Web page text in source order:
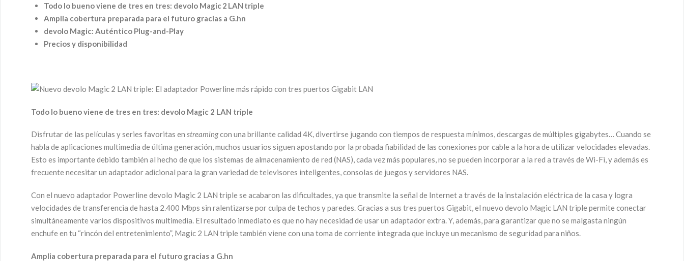
Todo lo bueno viene de tres en tres: devolo Magic 2 LAN triple
Amplia cobertura preparada para el futuro gracias a G.hn
devolo Magic: Auténtico Plug-and-Play
Precios y disponibilidad
Todo lo bueno viene de tres en tres: devolo Magic 2 LAN triple
Disfrutar de las películas y series favoritas en streamingcon una brillante calidad 4K, divertirse jugando con tiempos de respuesta mínimos, descargas de múltiples gigabytes… Cuando se
habla de aplicaciones multimedia de última generación, muchos usuarios siguen apostando por la probada fiabilidad de las conexiones por cable a la hora de utilizar velocidades elevadas.
Esto es importante debido también al hecho de que los sistemas de almacenamiento de red (NAS), cada vez más populares, no se pueden incorporar a la red a través de Wi-Fi, y además es
frecuente necesitar un adaptador adicional para la gran variedad de televisores inteligentes, consolas de juegos y servidores NAS.
Con el nuevo adaptador Powerline devolo Magic 2 LAN triple se acabaron las dificultades, ya que transmite la señal de Internet a través de la instalación eléctrica de la casa y logra
velocidades de transferencia de hasta 2.400 Mbps sin ralentizarse por culpa de techos y paredes. Gracias a sus tres puertos Gigabit, el nuevo devolo Magic LAN triple permite conectar
simultáneamente varios dispositivos multimedia. El resultado inmediato es que no hay necesidad de usar un adaptador extra. Y, además, para garantizar que no se malgasta ningún
enchufe en tu “rincón del entretenimiento”, Magic 2 LAN triple también viene con una toma de corriente integrada que incluye un mecanismo de seguridad para niños.
Amplia cobertura preparada para el futuro gracias a G.hn